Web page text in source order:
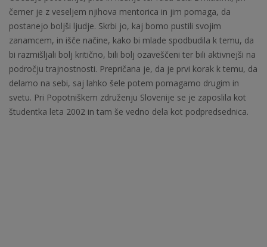
čemer je z veseljem njihova mentorica in jim pomaga, da
postanejo boljši ljudje. Skrbi jo, kaj bomo pustili svojim
zanamcem, in išče načine, kako bi mlade spodbudila k temu, da
bi razmišljali bolj kritično, bili bolj ozaveščeni ter bili aktivnejši na
področju trajnostnosti. Prepričana je, da je prvi korak k temu, da
delamo na sebi, saj lahko šele potem pomagamo drugim in
svetu. Pri Popotniškem združenju Slovenije se je zaposlila kot
študentka leta 2002 in tam še vedno dela kot podpredsednica.